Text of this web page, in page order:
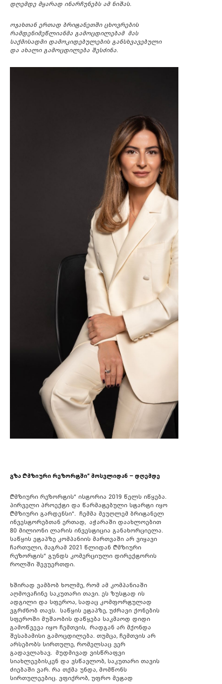
დღემდე მყარად ინარჩუნებს ამ ნიშას.
ოჯახთან ერთად ბრიტანეთში ცხოვრების
რამდენიმეწლიანმა გამოცდილებამ მას
საქმისადმი დამოკიდებულების განსხვავებული
და ახალი გამოცდილება შესძინა.
გზა „მზიური რეზორტში“ მოსვლიდან – დღემდე
„მზიური რეზორტის“ ისტორია 2019 წელს იწყება.
პირველი პროექტი და წარმატებული სტარტი იყო
„მზიური გარდენსი“. ჩემმა მეუღლემ ბრიტანელ
ინვესტორებთან ერთად, აჭარაში დაახლოებით
80 მილიონი ლარის ინვესტიცია განახორციელა.
საწყის ეტაპზე კომპანიის მართვაში არ ვიყავი
ჩართული, მაგრამ 2021 წლიდან „მზიური
რეზორტის“ გუნდს კომერციული დირექტორის
როლში შევუერთდი.
ხშირად ვამბობ ხოლმე, რომ ამ კომპანიაში
აღმოვაჩინე საკუთარი თავი. ეს ზუსტად ის
ადგილი და სფეროა, სადაც კომფორტულად
ვგრძნობ თავს. საწყის ეტაპზე, უძრავი ქონების
სფეროში მუშაობის დაწყება საკმაოდ დიდი
გამოწვევა იყო ჩემთვის, რადგან არ მქონდა
შესაბამისი გამოცდილება. თუმცა, ჩემთვის არ
არსებობს სირთულე, რომელსაც ვერ
გადავლახავ. მუდმივად ვისწრაფვი
სიახლეებისკენ და ვსწავლობ, საკუთარი თავის
ძიებაში ვარ. რა თქმა უნდა, მომწონს
სირთულეებიც. ვფიქრობ, უფრო მეტად